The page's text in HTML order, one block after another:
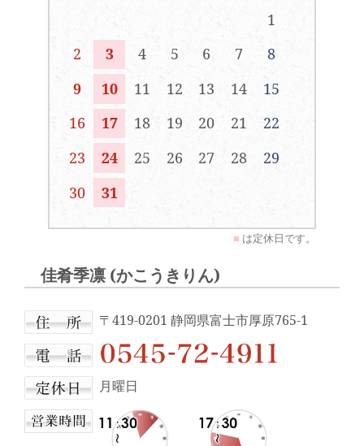
1
2
3 4 5 6 7
8
9
10 11 12 13 14
15
16
17 18 19 20 21
22
23
24 25 26 27 28
29
30
31
■ は定休日です。
佳肴季凛 (かこうきりん)
〒419-0201 静岡県富士市厚原765-1
月曜日